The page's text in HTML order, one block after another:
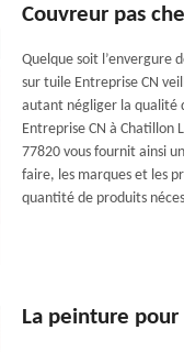
Couvreur pas
Quelque soit l’envergure
sur tuile Entreprise CN
autant négliger la qualité
Entreprise CN à Chatillon
77820 vous fournit ainsi
faire, les marques et les
quantité de produits
La peinture